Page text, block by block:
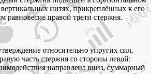
нитях, прикреплённых к его
равновесие правой трети стержня.
относительно упругих сил,
часть стержня со стороны левой:
направлена вниз, суммарный